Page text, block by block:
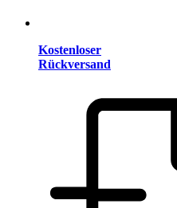
Kostenloser
Rückversand